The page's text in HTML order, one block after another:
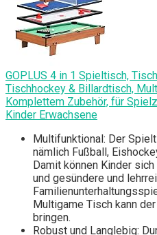
GOPLUS 4 in 1 Spieltisch,
Tischhockey & Billardtisch,
Komplettem Zubehör, für
Kinder Erwachsene
Multifunktional: Der
nämlich Fußball,
Damit können Kinder
und gesündere und
Multigame Tisch kann
bringen.
Robust und Langlebig: